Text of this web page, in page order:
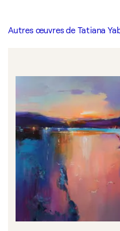
Autres œuvres de Tatiana